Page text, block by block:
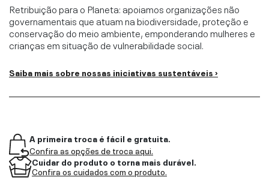
Retribuição para o Planeta: apoiamos organizações não
governamentais que atuam na biodiversidade, proteção e
conservação do meio ambiente, emponderando mulheres e
crianças em situação de vulnerabilidade social.
Saiba mais sobre nossas iniciativas sustentáveis ›
A primeira troca é fácil e gratuita.
Confira as opções de troca aqui.
Cuidar do produto o torna mais durável.
Confira os cuidados com o produto.